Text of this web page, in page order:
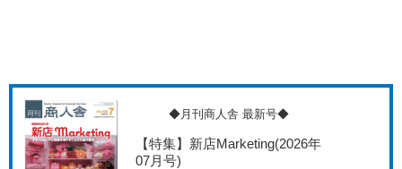
◆月刊商人舎 最新号◆
【特集】新店Marketing(2026年
07月号)